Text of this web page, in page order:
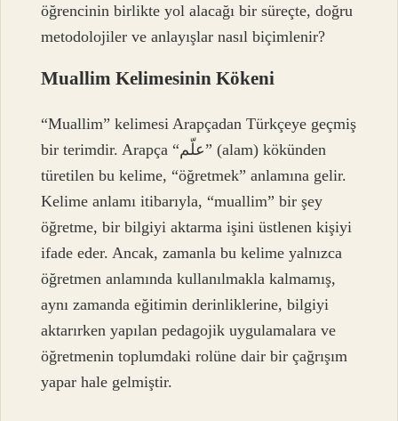
öğrencinin birlikte yol alacağı bir süreçte, doğru
metodolojiler ve anlayışlar nasıl biçimlenir?
Muallim Kelimesinin Kökeni
“Muallim” kelimesi Arapçadan Türkçeye geçmiş
bir terimdir. Arapça “علّم” (alam) kökünden
türetilen bu kelime, “öğretmek” anlamına gelir.
Kelime anlamı itibarıyla, “muallim” bir şey
öğretme, bir bilgiyi aktarma işini üstlenen kişiyi
ifade eder. Ancak, zamanla bu kelime yalnızca
öğretmen anlamında kullanılmakla kalmamış,
aynı zamanda eğitimin derinliklerine, bilgiyi
aktarırken yapılan pedagojik uygulamalara ve
öğretmenin toplumdaki rolüne dair bir çağrışım
yapar hale gelmiştir.